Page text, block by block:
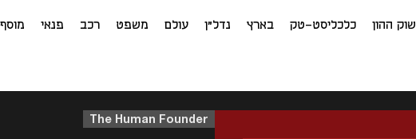
שוק ההון כלכליסט-טק בארץ נדל"ן עולם משפט רכב פנאי מוסף
The Human Founder